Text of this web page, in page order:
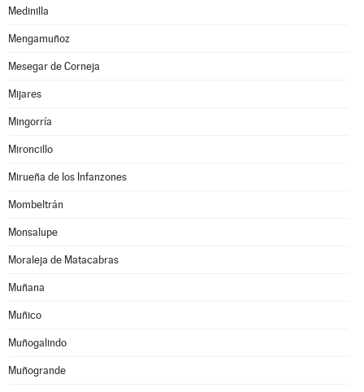
Medinilla
Mengamuñoz
Mesegar de Corneja
Mijares
Mingorría
Mironcillo
Mirueña de los Infanzones
Mombeltrán
Monsalupe
Moraleja de Matacabras
Muñana
Muñico
Muñogalindo
Muñogrande